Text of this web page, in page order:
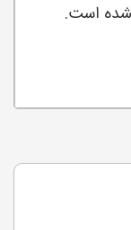
است.